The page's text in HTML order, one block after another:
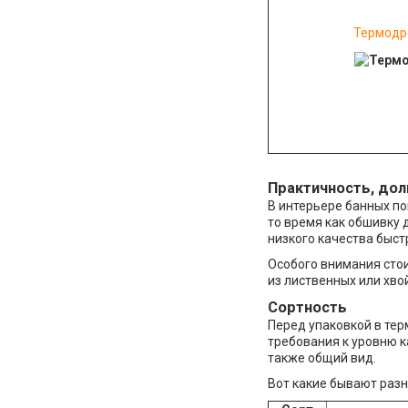
Практичность,
В интерьере банных
то время как обшивку
низкого качества
Особого внимания
из лиственных или
Сортность
Перед упаковкой в
требования к уровню
также общий вид.
Вот какие бывают